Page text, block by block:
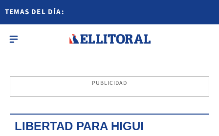
TEMAS DEL DÍA:
PUBLICIDAD
LIBERTAD PARA HIGUI